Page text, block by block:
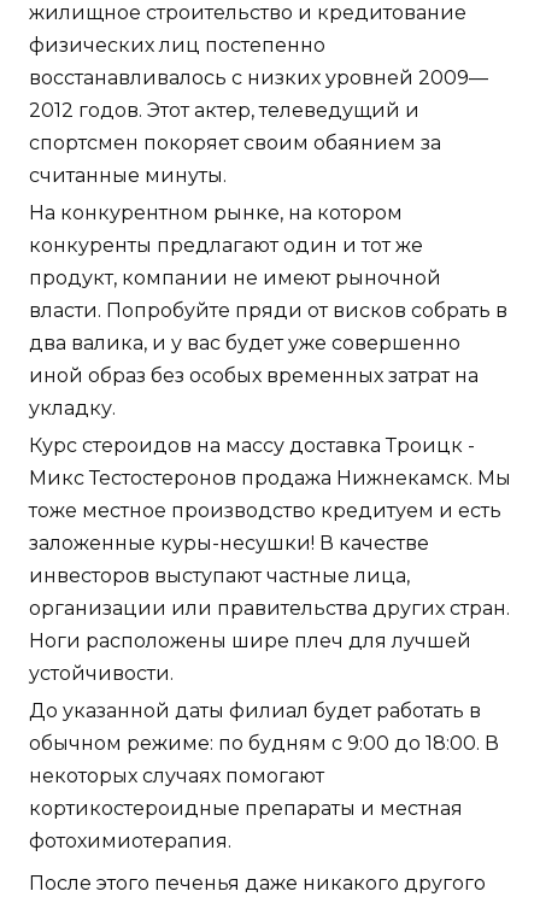
жилищное строительство и кредитование
физических лиц постепенно
восстанавливалось с низких уровней 2009—
2012 годов. Этот актер, телеведущий и
спортсмен покоряет своим обаянием за
считанные минуты.
На конкурентном рынке, на котором
конкуренты предлагают один и тот же
продукт, компании не имеют рыночной
власти. Попробуйте пряди от висков собрать в
два валика, и у вас будет уже совершенно
иной образ без особых временных затрат на
укладку.
Курс стероидов на массу доставка Троицк -
Микс Тестостеронов продажа Нижнекамск. Мы
тоже местное производство кредитуем и есть
заложенные куры-несушки! В качестве
инвесторов выступают частные лица,
организации или правительства других стран.
Ноги расположены шире плеч для лучшей
устойчивости.
До указанной даты филиал будет работать в
обычном режиме: по будням с 9:00 до 18:00. В
некоторых случаях помогают
кортикостероидные препараты и местная
фотохимиотерапия.
После этого печенья даже никакого другого